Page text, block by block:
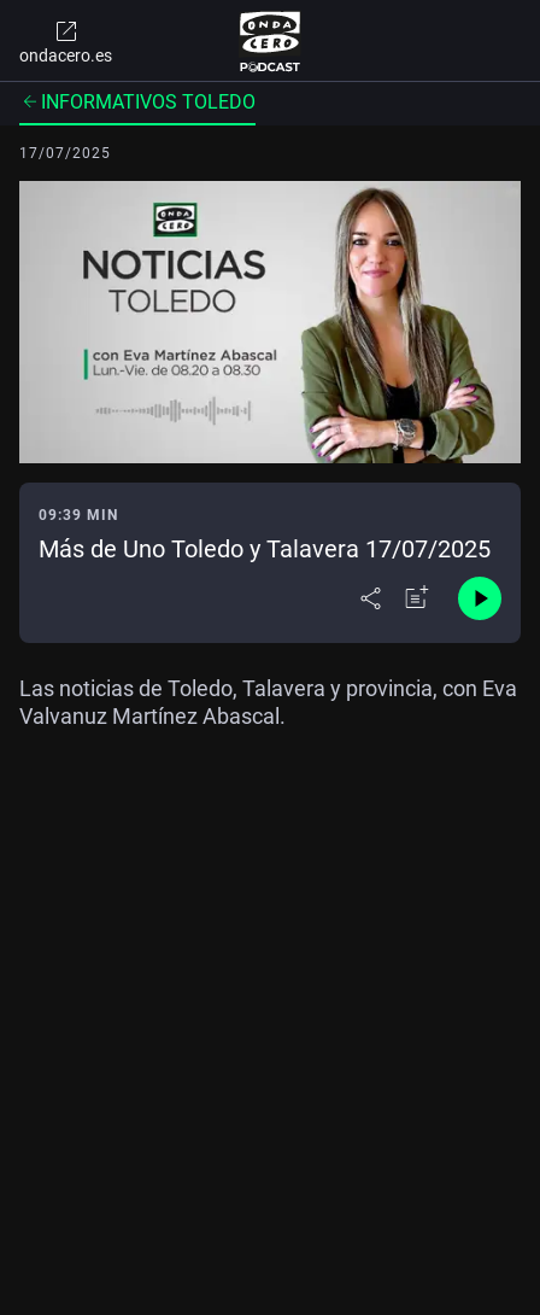
ondacero.es
INFORMATIVOS TOLEDO
17/07/2025
09:39 MIN
Más de Uno Toledo y Talavera 17/07/2025
Las noticias de Toledo, Talavera y provincia, con Eva
Valvanuz Martínez Abascal.